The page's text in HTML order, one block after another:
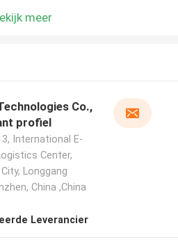
meer
Co.,
profiel
International E-
Center,
Longgang
China ,China
Leverancier